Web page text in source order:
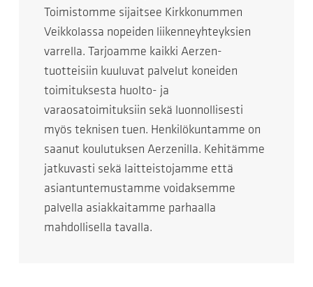
Toimistomme sijaitsee Kirkkonummen
Veikkolassa nopeiden liikenneyhteyksien
varrella. Tarjoamme kaikki Aerzen-
tuotteisiin kuuluvat palvelut koneiden
toimituksesta huolto- ja
varaosatoimituksiin sekä luonnollisesti
myös teknisen tuen. Henkilökuntamme on
saanut koulutuksen Aerzenilla. Kehitämme
jatkuvasti sekä laitteistojamme että
asiantuntemustamme voidaksemme
palvella asiakkaitamme parhaalla
mahdollisella tavalla.